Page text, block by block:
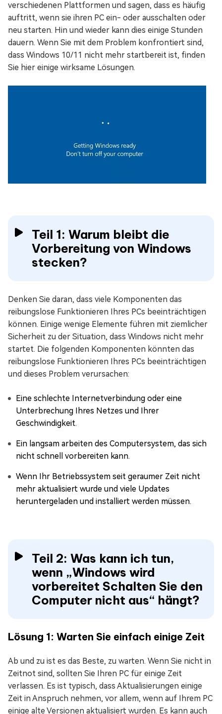
verschiedenen Plattformen und sagen, dass es häufig
auftritt, wenn sie ihren PC ein- oder ausschalten oder
neu starten. Hin und wieder kann dies einige Stunden
dauern. Wenn Sie mit dem Problem konfrontiert sind,
dass Windows 10/11 nicht mehr startbereit ist, finden
Sie hier einige wirksame Lösungen.
Teil 1: Warum bleibt die
Vorbereitung von Windows
stecken?
Denken Sie daran, dass viele Komponenten das
reibungslose Funktionieren Ihres PCs beeinträchtigen
können. Einige wenige Elemente führen mit ziemlicher
Sicherheit zu der Situation, dass Windows nicht mehr
startet. Die folgenden Komponenten könnten das
reibungslose Funktionieren Ihres PCs beeinträchtigen
und dieses Problem verursachen:
Eine schlechte Internetverbindung oder eine
Unterbrechung Ihres Netzes und Ihrer
Geschwindigkeit.
Ein langsam arbeiten des Computersystem, das sich
nicht schnell vorbereiten kann.
Wenn Ihr Betriebssystem seit geraumer Zeit nicht
mehr aktualisiert wurde und viele Updates
heruntergeladen und installiert werden müssen.
Teil 2: Was kann ich tun,
wenn „Windows wird
vorbereitet Schalten Sie den
Computer nicht aus“ hängt?
Lösung 1: Warten Sie einfach einige Zeit
Ab und zu ist es das Beste, zu warten. Wenn Sie nicht in
Zeitnot sind, sollten Sie Ihren PC für einige Zeit
verlassen. Es ist typisch, dass Aktualisierungen einige
Zeit in Anspruch nehmen, vor allem, wenn auf Ihrem PC
einige alte Versionen aktualisiert wurden. Es kann auch